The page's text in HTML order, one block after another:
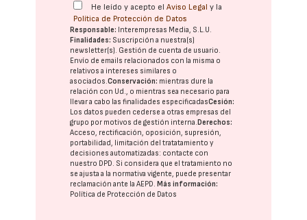
He leído y acepto elAviso Legal y la
Política de Protección de Datos
Responsable: Interempresas Media, S.L.U.
Finalidades: Suscripción a nuestra(s)
newsletter(s). Gestión de cuenta de usuario.
Envío de emails relacionados con la misma o
relativos a intereses similares o
asociados.Conservación: mientras dure la
relación con Ud., o mientras sea necesario para
llevar a cabo las finalidades especificadasCesión:
Los datos pueden cederse a otras empresas del
grupo por motivos de gestión interna. Derechos:
Acceso, rectificación, oposición, supresión,
portabilidad, limitación del tratatamiento y
decisiones automatizadas: contacte con
nuestro DPD. Si considera que el tratamiento no
se ajusta a la normativa vigente, puede presentar
reclamación ante laAEPD. Más información:
Política de Protección de Datos